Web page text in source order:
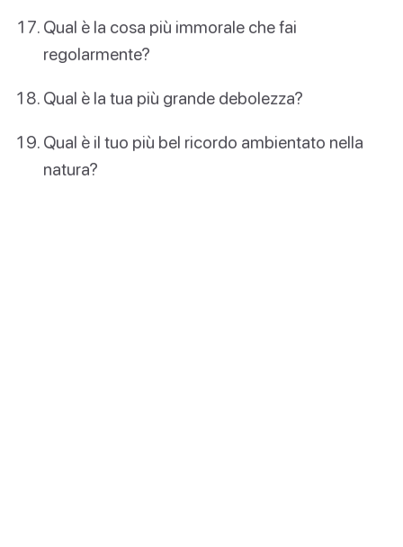
Qual è la cosa più immorale che fai
regolarmente?
Qual è la tua più grande debolezza?
Qual è il tuo più bel ricordo ambientato nella
natura?